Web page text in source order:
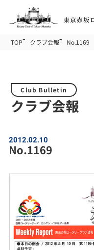
TOP クラブ会報 No.1169
Club Bulletin
クラブ会報
2012.02.10
No.1169